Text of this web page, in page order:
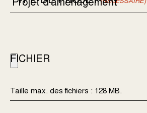
FICHIER
Taille max. des fichiers : 128 MB.